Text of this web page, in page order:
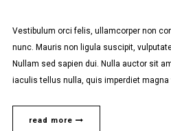
Vestibulum orci felis, ullamcorper non
nunc. Mauris non ligula suscipit,
Nullam sed sapien dui. Nulla auctor sit
iaculis tellus nulla, quis imperdiet magna
read more